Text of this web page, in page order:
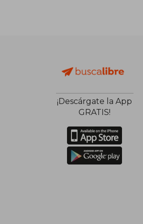
¡Descárgate la App
GRATIS!